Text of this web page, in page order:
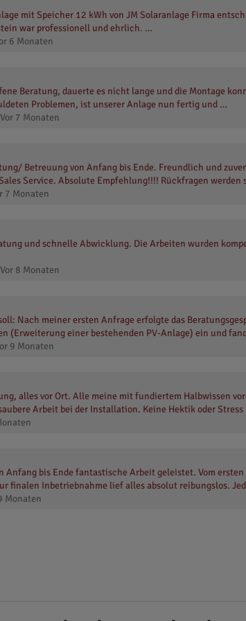
mit Speicher 12 kWh von JM Solaranlage Firma
war professionell und ehrlich. …
6 Monaten
Beratung, dauerte es nicht lange und die Montage
Problemen, ist unserer Anlage nun fertig und …
Vor 7 Monaten
Betreuung von Anfang bis Ende. Freundlich und
Service. Absolute Empfehlung!!!! Rückfragen werden
7 Monaten
und schnelle Abwicklung. Die Arbeiten wurden
Vor 8 Monaten
Nach meiner ersten Anfrage erfolgte das
(Erweiterung einer bestehenden PV-Anlage) ein und
9 Monaten
alles vor Ort. Alle meine mit fundiertem Halbwissen
Arbeit bei der Installation. Keine Hektik oder
Anfang bis Ende fantastische Arbeit geleistet. Vom
finalen Inbetriebnahme lief alles absolut reibungslos.
Monaten